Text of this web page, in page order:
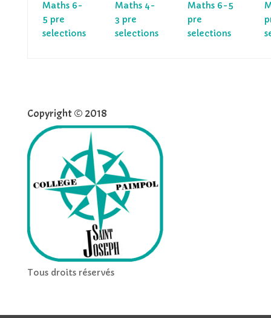
Maths 6-
5 pre
selections
Maths 4-
3 pre
selections
Maths 6-5
pre
selections
Copyright © 2018
Tous droits réservés